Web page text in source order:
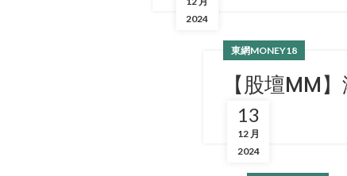
2024
13
12 月
2024
東網MONEY18
【股壇MM